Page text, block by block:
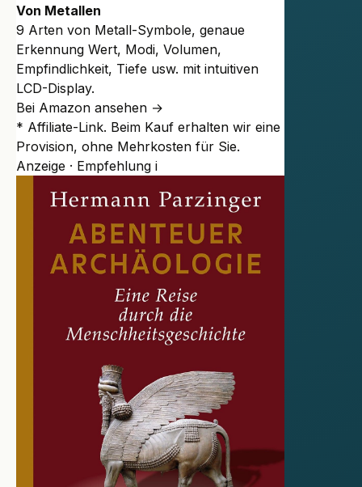
Von Metallen
9 Arten von Metall-Symbole, genaue
Erkennung Wert, Modi, Volumen,
Empfindlichkeit, Tiefe usw. mit intuitiven
LCD-Display.
Bei Amazon ansehen →
* Affiliate-Link. Beim Kauf erhalten wir eine
Provision, ohne Mehrkosten für Sie.
Anzeige · Empfehlung i